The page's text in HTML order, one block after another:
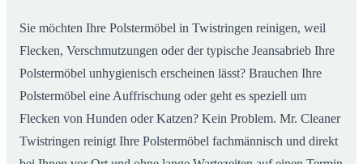
Sie möchten Ihre Polstermöbel in Twistringen reinigen, weil
Flecken, Verschmutzungen oder der typische Jeansabrieb Ihre
Polstermöbel unhygienisch erscheinen lässt? Brauchen Ihre
Polstermöbel eine Auffrischung oder geht es speziell um
Flecken von Hunden oder Katzen? Kein Problem. Mr. Cleaner
Twistringen reinigt Ihre Polstermöbel fachmännisch und direkt